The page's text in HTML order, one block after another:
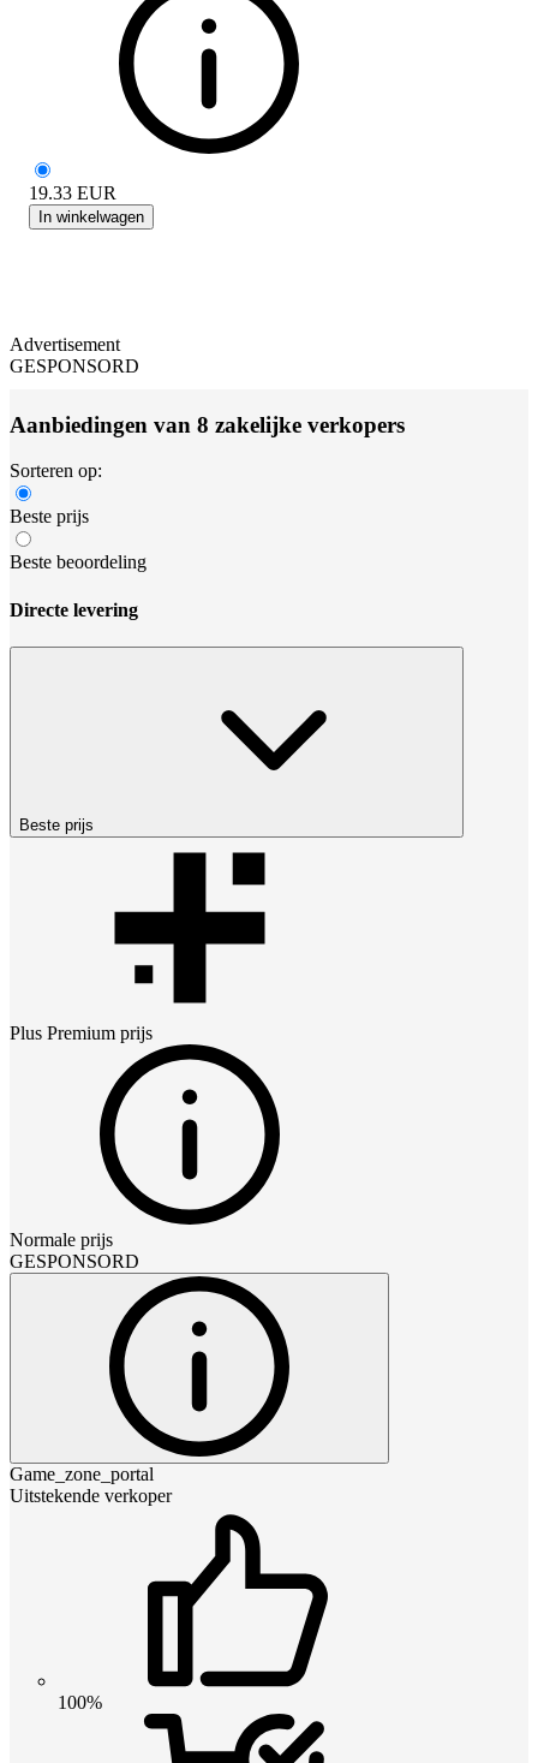
19.33 EUR
In winkelwagen
Advertisement
GESPONSORD
Aanbiedingen van 8 zakelijke verkopers
Sorteren op:
Beste prijs
Beste beoordeling
Directe levering
Beste prijs
Plus Premium prijs
Normale prijs
GESPONSORD
Game_zone_portal
Uitstekende verkoper
100%